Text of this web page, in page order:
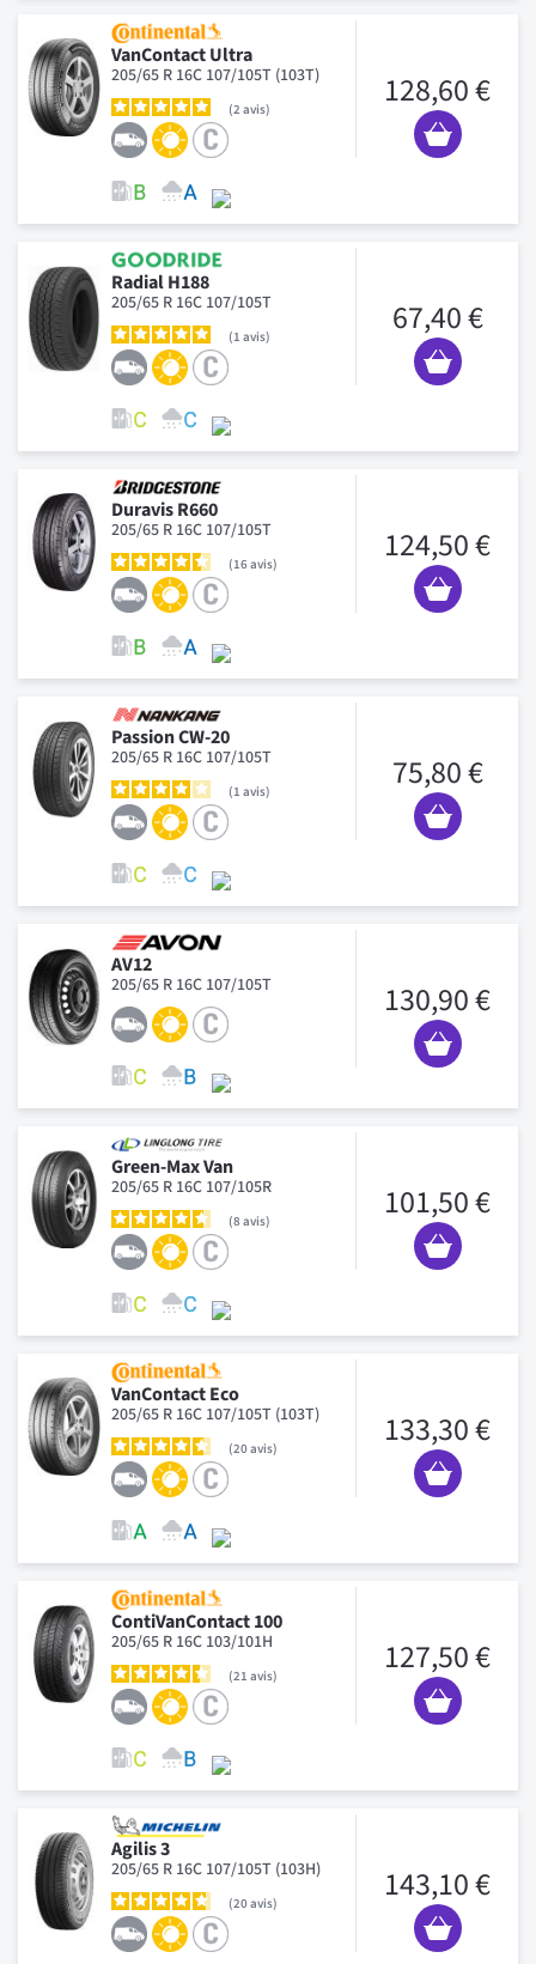
VanContact Ultra
205/65 R 16C 107/105T (103T)
2 avis 128,60 €
Radial H188
205/65 R 16C 107/105T
1 avis 67,40 €
Duravis R660
205/65 R 16C 107/105T
16avis 124,50 €
Passion CW-20
205/65 R 16C 107/105T
1 avis 75,80 €
AV12
205/65 R 16C 107/105T 130,90 €
Green-Max Van
205/65 R 16C 107/105R
8 avis 101,50 €
VanContact Eco
205/65 R 16C 107/105T (103T)
20avis 133,30 €
ContiVanContact 100
205/65 R 16C 103/101H
21 avis 127,50 €
Agilis 3
205/65 R 16C 107/105T (103H)
20avis 143,10 €